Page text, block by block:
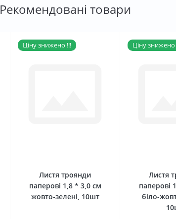
Рекомендовані товари
Ціну знижено !!!
Листя троянди
паперові 1,8 * 3,0 см
жовто-зелені, 10шт
Ціну знижено
Листя
паперові
біло-